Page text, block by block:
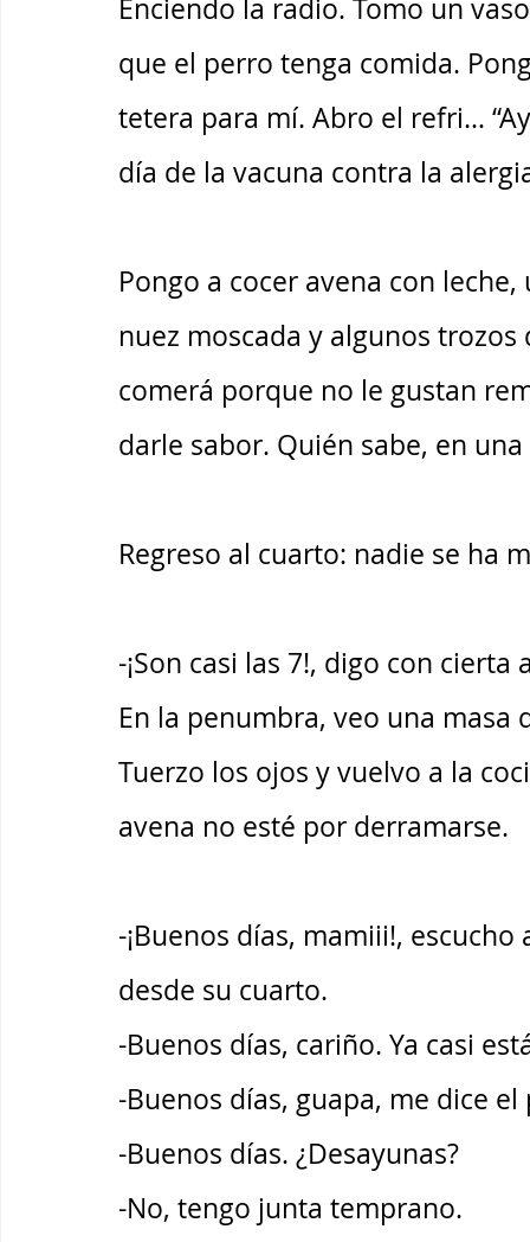
Enciendo la radio. Tomo un
que el perro tenga comida.
tetera para mí. Abro el refri…
día de la vacuna contra la
Pongo a cocer avena con
nuez moscada y algunos
comerá porque no le gustan
darle sabor. Quién sabe, en
Regreso al cuarto: nadie se ha
-¡Son casi las 7!, digo con
En la penumbra, veo una
Tuerzo los ojos y vuelvo a la
avena no esté por derramarse.
-¡Buenos días, mamiii!,
desde su cuarto.
-Buenos días, cariño. Ya casi
-Buenos días, guapa, me dice
-Buenos días. ¿Desayunas?
-No, tengo junta temprano.